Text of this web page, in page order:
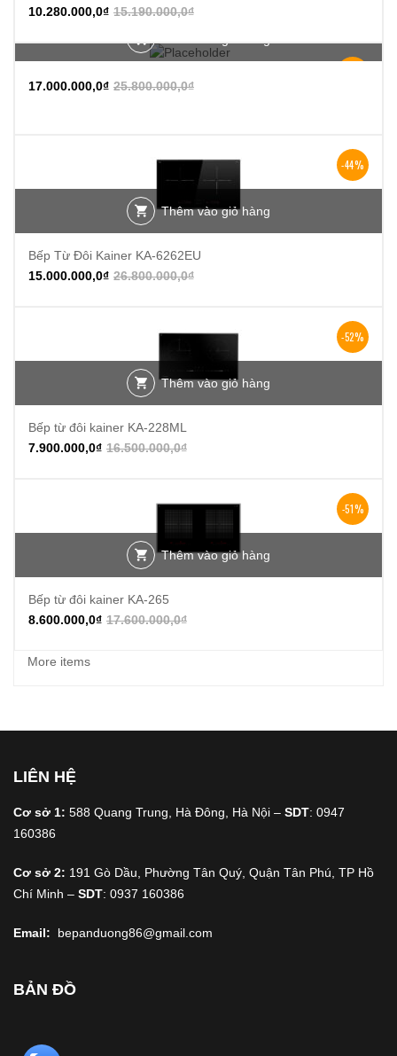
15.190.000,0₫
10.280.000,0₫
25.800.000,0₫
17.000.000,0₫
-44%
Thêm vào giỏ hàng
Bếp Từ Đôi Kainer KA-6262EU
26.800.000,0₫
15.000.000,0₫
-52%
Thêm vào giỏ hàng
Bếp từ đôi kainer KA-228ML
16.500.000,0₫
7.900.000,0₫
-51%
Thêm vào giỏ hàng
Bếp từ đôi kainer KA-265
17.600.000,0₫
8.600.000,0₫
More items
LIÊN HỆ
Cơ sở 1: 588 Quang Trung, Hà Đông, Hà Nội – SDT: 0947
160386
Cơ sở 2: 191 Gò Dầu, Phường Tân Quý, Quận Tân Phú, TP Hồ
Chí Minh – SDT: 0937 160386
Email: bepanduong86@gmail.com
BẢN ĐỒ